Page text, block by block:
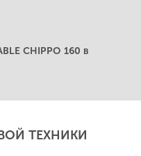
CHIPPO 160 в
ТЕХНИКИ